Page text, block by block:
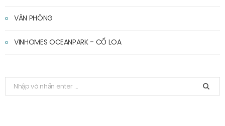
VĂN PHÒNG
VINHOMES OCEANPARK - CỔ LOA
ì